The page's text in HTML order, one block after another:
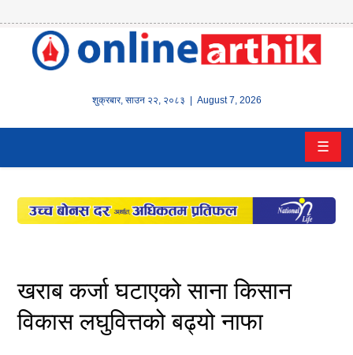
शुक्रबार, साउन २२, २०८३ | August 7, 2026
होम
वित्त
इन्स्योरेन्स
अटो
☰
खराब कर्जा घटाएको साना किसान
विकास लघुवित्तको बढ्यो नाफा